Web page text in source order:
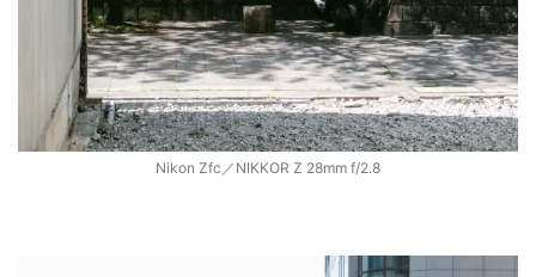
Nikon Zfc／NIKKOR Z 28mm f/2.8